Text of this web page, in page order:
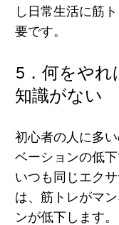
し日常生活に筋
要です。
5．何をやれ
知識がない
初心者の人に多
ベーションの低下
いつも同じエク
は、筋トレがマ
ンが低下します。